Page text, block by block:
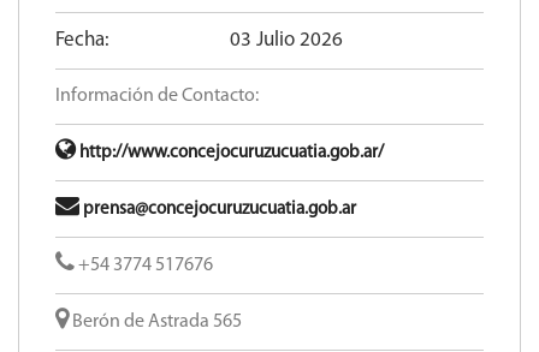
Fecha: 03 Julio 2026
Información de Contacto:
http://www.concejocuruzucuatia.gob.ar/
prensa@concejocuruzucuatia.gob.ar
+54 3774 517676
Berón de Astrada 565